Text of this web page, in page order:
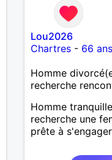
Lou2026
Chartres- 66 ans
Homme
recherche
Homme
recherche une
prête à